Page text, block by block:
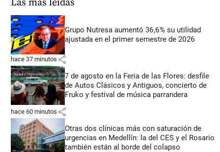
Las más leídas
Grupo Nutresa aumentó 36,6% su utilidad
ajustada en el primer semestre de 2026
hace 37 minutos share
7 de agosto en la Feria de las Flores: desfile
de Autos Clásicos y Antiguos, concierto de
Fruko y festival de música parrandera
hace 60 minutos share
Otras dos clínicas más con saturación de
urgencias en Medellín: la del CES y el Rosario
también están al borde del colapso